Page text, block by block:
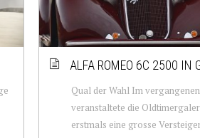
ALFA ROMEO 6C 2500 IN
Qual der Wahl Im
veranstaltete die
erstmals eine grosse